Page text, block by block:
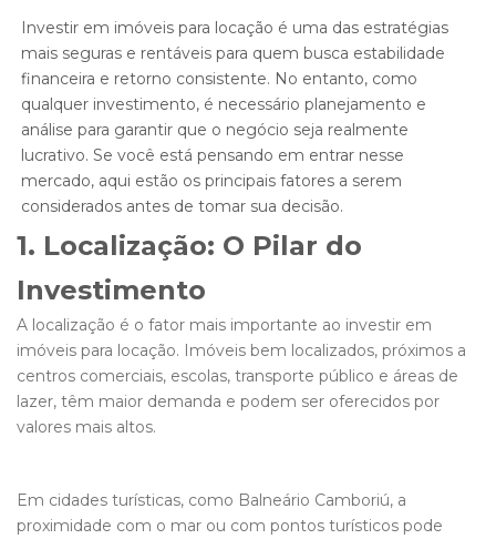
Investir em imóveis para locação é uma das estratégias
mais seguras e rentáveis ​​para quem busca estabilidade
financeira e retorno consistente. No entanto, como
qualquer investimento, é necessário planejamento e
análise para garantir que o negócio seja realmente
lucrativo. Se você está pensando em entrar nesse
mercado, aqui estão os principais fatores a serem
considerados antes de tomar sua decisão.
1. Localização: O Pilar do
Investimento
A localização é o fator mais importante ao investir em
imóveis para locação. Imóveis bem localizados, próximos a
centros comerciais, escolas, transporte público e áreas de
lazer, têm maior demanda e podem ser oferecidos por
valores mais altos.
Em cidades turísticas, como Balneário Camboriú, a
proximidade com o mar ou com pontos turísticos pode